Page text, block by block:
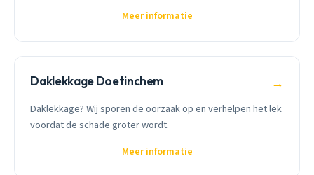
Meer informatie
Daklekkage Doetinchem →
Daklekkage? Wij sporen de oorzaak op en verhelpen het lek
voordat de schade groter wordt.
Meer informatie